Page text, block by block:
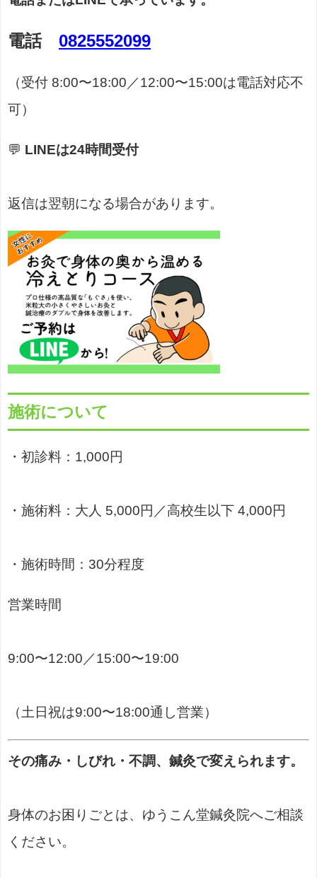
電話 0825552099
（受付 8:00〜18:00／12:00〜15:00は電話対応不
可）
💬 LINEは24時間受付
返信は翌朝になる場合があります。
施術について
・初診料：1,000円
・施術料：大人 5,000円／高校生以下 4,000円
・施術時間：30分程度
営業時間
9:00〜12:00／15:00〜19:00
（土日祝は9:00〜18:00通し営業）
その痛み・しびれ・不調、鍼灸で変えられます。
身体のお困りごとは、ゆうこん堂鍼灸院へご相談
ください。